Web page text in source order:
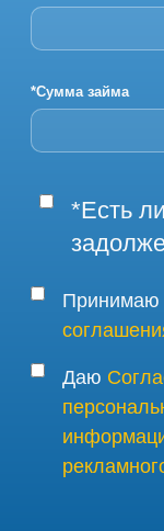
*Сумма займа
*Есть
Принимаю
Даю